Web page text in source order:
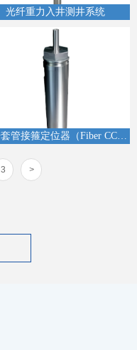
光纤重力入井测井系统
光纤套管接箍定位器（Fiber CCL）
3 >